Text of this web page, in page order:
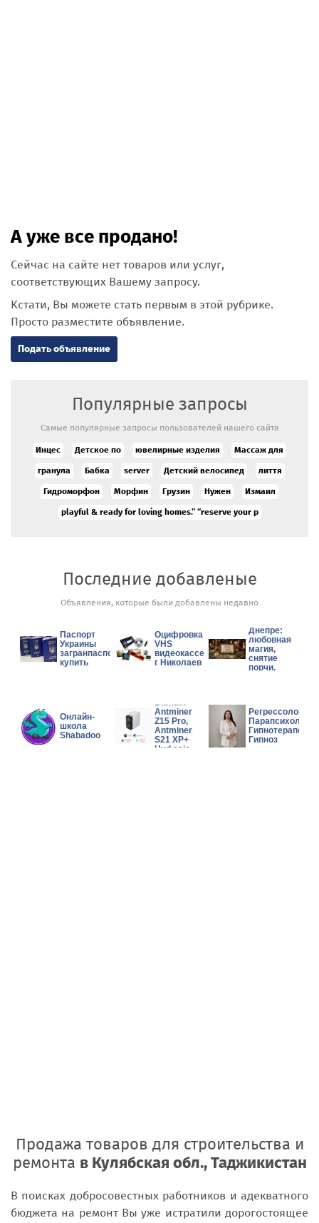
А уже все продано!
Сейчас на сайте нет товаров или услуг,
соответствующих Вашему запросу.
Кстати, Вы можете стать первым в этой рубрике.
Просто разместите объявление.
Подать объявление
Популярные запросы
Самые популярные запросы пользователей нашего сайта
Инцес Детское по ювелирные изделия Массаж для
гранула Бабка server Детский велосипед лиття
Гидроморфон Морфин Грузин Нужен Измаил
playful & ready for loving homes.” “reserve your p
Последние добавленые
Объявления, которые были добавлены недавно
Паспорт
Украины
загранпаспорт
купить
Оцифровка
VHS
видеокассет
г Николаев
Сильный
Днепре:
любовная
магия,
снятие
порчи,
Онлайн-
школа
Shabadoo
Bitmain
Antminer
Z15 Pro,
Antminer
S21 XP+
Hyd asic
Регрессолог,
Парапсихолог,
Гипнотерапевт,
Гипноз
Продажа товаров для строительства и
ремонта в Кулябская обл., Таджикистан
В поисках добросовестных работников и адекватного
бюджета на ремонт Вы уже истратили дорогостоящее